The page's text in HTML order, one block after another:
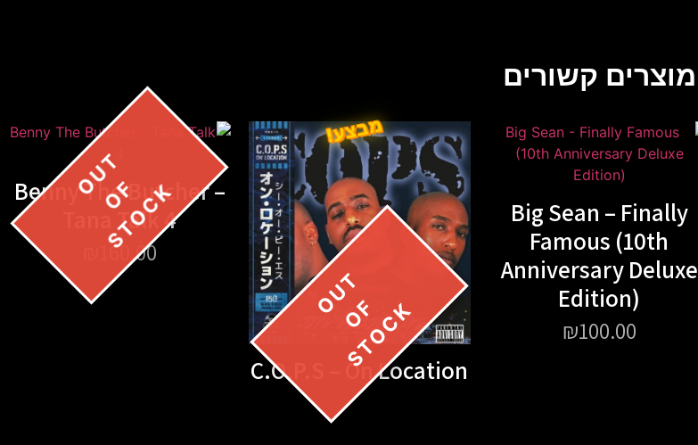
מוצרים קשורים
Big Sean – Finally
Famous (10th
Anniversary Deluxe
Edition)
₪100.00
מבצע!
C.O.P.S – On Location
Benny The Butcher –
Tana Talk 4
160.00